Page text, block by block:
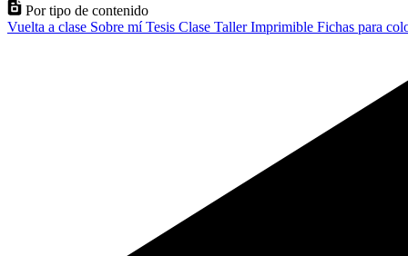
Por tipo de contenido
Vuelta a clase Sobre míTesis Clase TallerImprimible Fichas para